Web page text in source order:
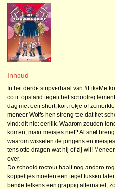
Inhoud
In het derde stripverhaal van #LikeMe
co in opstand tegen het
dag met een short, kort rokje of
meneer Wolfs hen streng toe dat het
vindt dit niet eerlijk. Waarom zouden
komen, maar meisjes niet? Al snel
waarom wisselen de jongens en
tenslotte dragen wat hij of zij wil!
over.
De schooldirecteur haalt nog andere
koppeltjes moeten een tegel tussen
bende telkens een grappig alternatief,